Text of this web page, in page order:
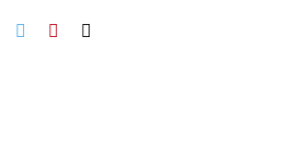
Facebook
TwitterPinterest